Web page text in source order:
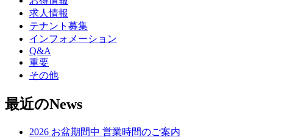
求人情報
テナント募集
インフォメーション
Q&A
重要
その他
最近のNews
2026 お盆期間中 営業時間のご案内